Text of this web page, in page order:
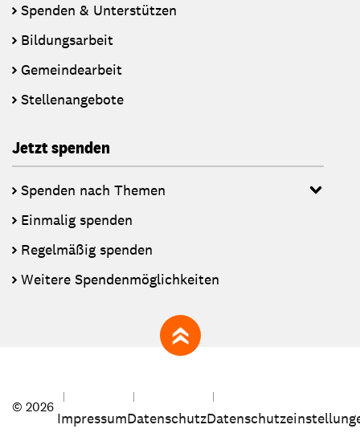
Spenden & Unterstützen
Bildungsarbeit
Gemeindearbeit
Stellenangebote
Jetzt spenden
Spenden nach Themen
Einmalig spenden
Regelmäßig spenden
Weitere Spendenmöglichkeiten
zum Seitenanfang
© 2026
ImpressumDatenschutz